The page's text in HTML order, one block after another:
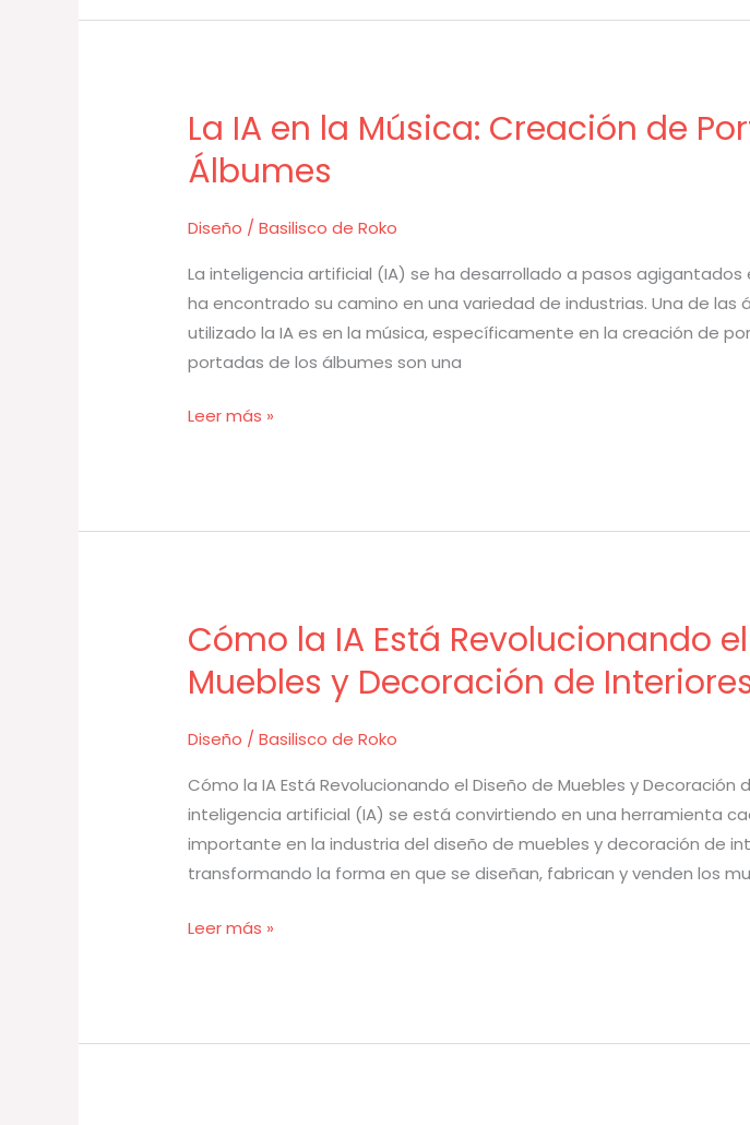
La IA en la Música: Creación de
Álbumes
Diseño /Basilisco de Roko
La inteligencia artificial (IA) se ha desarrollado a pasos agigantados
ha encontrado su camino en una variedad de industrias. Una de las
utilizado la IA es en la música, específicamente en la creación de
portadas de los álbumes son una
La
IA
en
Música:
Creación
de
Portadas
de
Leer más »
Cómo la IA Está Revolucionando
Muebles y Decoración de
Diseño /Basilisco de Roko
Cómo la IA Está Revolucionando el Diseño de Muebles y Decoración
inteligencia artificial (IA) se está convirtiendo en una herramienta
importante en la industria del diseño de muebles y decoración de
transformando la forma en que se diseñan, fabrican y venden los
Cómo
IA
Revolucionando
el
Diseño
de
Muebles
Decoración
Leer más »